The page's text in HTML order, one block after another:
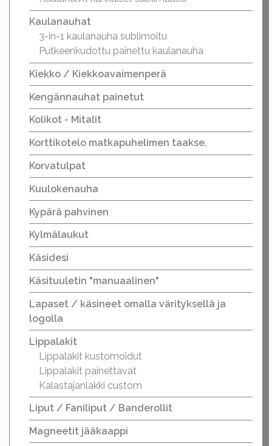
Kaulanauhat
3-in-1 kaulanauha sublimoitu
Putkeenkudottu painettu kaulanauha
Kiekko / Kiekkoavaimenperä
Kengännauhat painetut
Kolikot - Mitalit
Korttikotelo matkapuhelimen taakse.
Korvatulpat
Kuulokenauha
Kypärä pahvinen
Kylmälaukut
Käsidesi
Käsituuletin "manuaalinen"
Lapaset / käsineet omalla värityksellä ja
logolla
Lippalakit
Lippalakit kustomoidut
Lippalakit painettavat
Kalastajanlakki custom
Liput / Faniliput / Banderollit
Magneetit jääkaappi